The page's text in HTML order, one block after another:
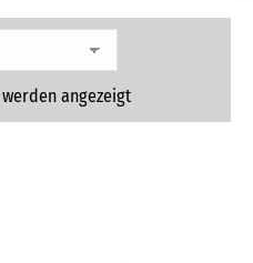
werden angezeigt